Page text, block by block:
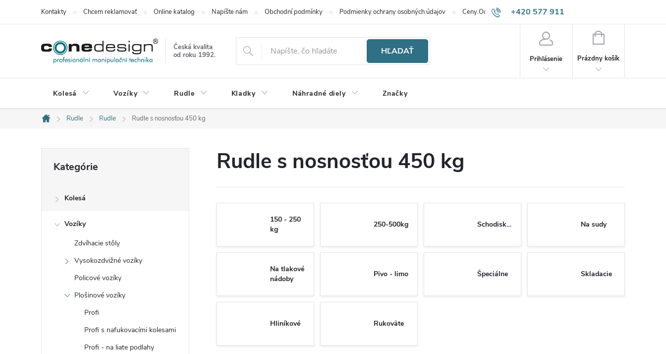
+420 577 911
Kontakty Chcem reklamovať Online katalog Napíšte nám Obchodní podmínky Podmienky ochrany osobných údajov Ceny.Odpadneš.sk
Česká kvalita
od roku 1992.
HĽADAŤ
Prihlásenie
NÁKUPNÝ
Prázdny košík
Kolesá Vozíky Rudle Kladky Náhradné diely Značky
Domov
Rudle Rudle Rudle s nosnosťou 450 kg
kategórie
Kategórie
Kolesá
Vozíky
Zdvíhacie stôly
Vysokozdvižné vozíky
Policové vozíky
Plošinové vozíky
Profi
Profi s nafukovacími kolesami
Profi - na liate podlahy
Rudle s nosnosťou 450 kg
150 - 250
kg
250-500kg Schodiskové Na sudy
Na tlakové
nádoby
Pivo - limo Špeciálne Skladacie
Hliníkové Rukoväte